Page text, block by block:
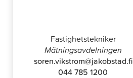
Fastighetstekniker
Mätningsavdelningen
soren.vikstrom@jakobstad.fi
044 785 1200